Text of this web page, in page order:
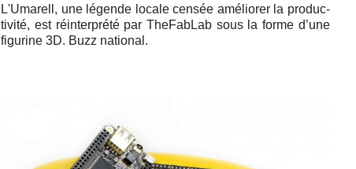
L'Uma­rell, une légende locale censée amé­lio­rer la pro­duc­
ti­vité, est ré­in­ter­prété par The­Fa­bLab sous la forme d’une
fi­gu­rine 3D. Buzz national.